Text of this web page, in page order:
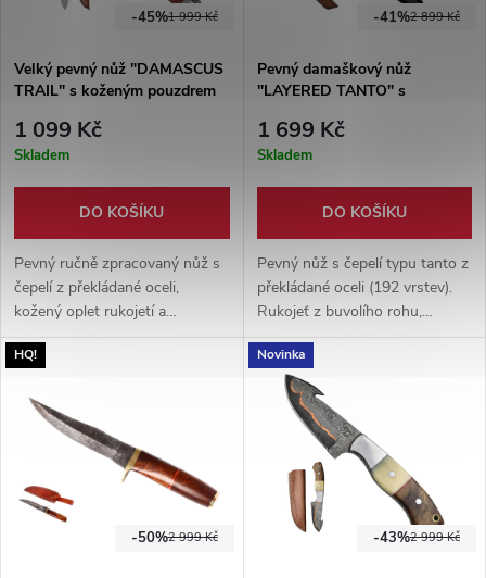
1 999 Kč
-45%
Velký pevný nůž "DAMASCUS
TRAIL" s koženým pouzdrem
1 099 Kč
Skladem
DO KOŠÍKU
Pevný ručně zpracovaný nůž s
čepelí z překládané oceli,
kožený oplet rukojetí a
pouzdrem. Elegantní a odolný
společník pro přírodu i sbírku.
2 899 Kč
-41%
Pevný damaškový nůž
"LAYERED TANTO" s
1 699 Kč
Skladem
DO KOŠÍKU
Pevný nůž s čepelí typu tanto z
překládané oceli (192 vrstev).
Rukojeť z buvolího rohu,
dodáváno s ručně šitým
koženým pouzdrem.
HQ!
2 999 Kč
-50%
Novinka
2 999 Kč
-43%